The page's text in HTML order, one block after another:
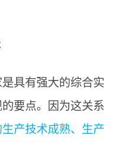
具有强大的综合实
要点。因为这关系
生产技术成熟、生产